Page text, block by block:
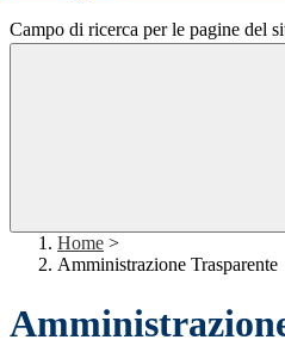
Campo di ricerca per le pagine del
Home >
Amministrazione Trasparente